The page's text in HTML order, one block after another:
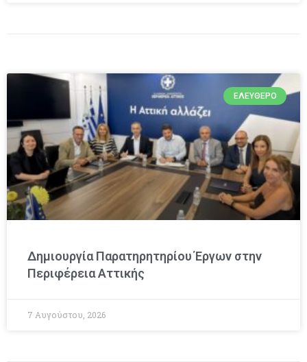
ΕΛΕΎΘΕΡΟ
Δημιουργία Παρατηρητηρίου Έργων στην
Περιφέρεια Αττικής
7 Αυγούστου, 2026